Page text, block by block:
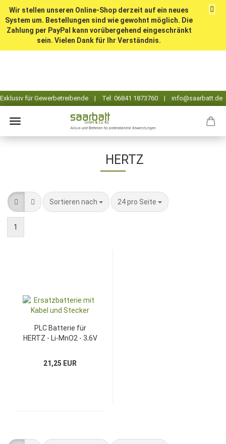
Wir stellen unseren Online-Shop derzeit auf ein neues
System um. Bestellungen sind wie gewohnt möglich. Die
Zahlung per PayPal kann vorübergehend eingeschränkt
sein. Vielen Dank für Ihr Verständnis.
HERTZ
Sortieren nach
Sortieren nach 24 pro Seite
pro Seite
1
PLC Batterie für
HERTZ - Li-MnO2 - 3,6V
21,25 EUR